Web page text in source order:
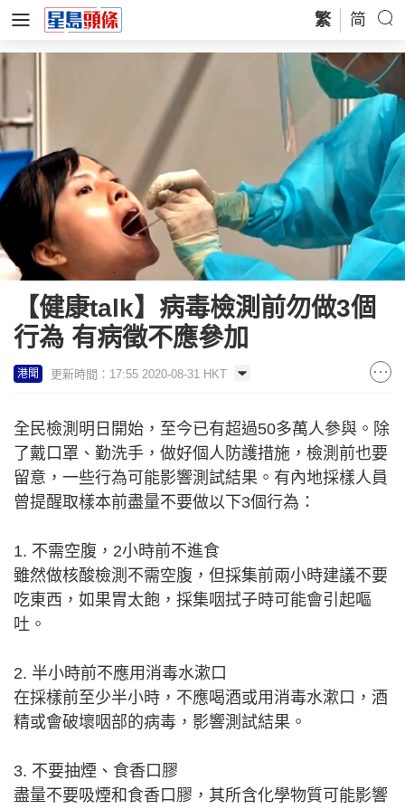
繁 简
【健康talk】病毒檢測前勿做3個
行為 有病徵不應參加
港聞 更新時間：17:55 2020-08-31 HKT
全民檢測明日開始，至今已有超過50多萬人參與。除
了戴口罩、勤洗手，做好個人防護措施，檢測前也要
留意，一些行為可能影響測試結果。有內地採樣人員
曾提醒取樣本前盡量不要做以下3個行為：
1. 不需空腹，2小時前不進食
雖然做核酸檢測不需空腹，但採集前兩小時建議不要
吃東西，如果胃太飽，採集咽拭子時可能會引起嘔
吐。
2. 半小時前不應用消毒水漱口
在採樣前至少半小時，不應喝酒或用消毒水漱口，酒
精或會破壞咽部的病毒，影響測試結果。
3. 不要抽煙、食香口膠
盡量不要吸煙和食香口膠，其所含化學物質可能影響